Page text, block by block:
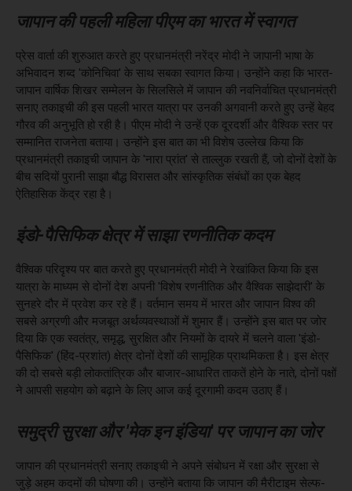
जापान की पहली महिला पीएम का भारत में स्वागत
प्रेस वार्ता की शुरुआत करते हुए प्रधानमंत्री नरेंद्र मोदी ने जापानी भाषा के
अभिवादन शब्द 'कोनिचिवा' के साथ सबका स्वागत किया। उन्होंने कहा कि भारत-
जापान वार्षिक शिखर सम्मेलन के सिलसिले में जापान की नवनिर्वाचित प्रधानमंत्री
सनाए तकाइची की इस पहली भारत यात्रा पर उनकी अगवानी करते हुए उन्हें बेहद
गौरव की अनुभूति हो रही है। पीएम मोदी ने उन्हें एक दूरदर्शी और वैश्विक स्तर पर
सम्मानित राजनेता बताया। उन्होंने इस बात का भी विशेष उल्लेख किया कि
प्रधानमंत्री तकाइची जापान के 'नारा प्रांत' से ताल्लुक रखती हैं, जो दोनों देशों के
बीच सदियों पुरानी साझा बौद्ध विरासत और सांस्कृतिक संबंधों का एक बेहद
ऐतिहासिक केंद्र रहा है।
इंडो-पैसिफिक क्षेत्र में साझा रणनीतिक कदम
वैश्विक परिदृश्य पर बात करते हुए प्रधानमंत्री मोदी ने रेखांकित किया कि इस
यात्रा के माध्यम से दोनों देश अपनी 'विशेष रणनीतिक और वैश्विक साझेदारी' के
सुनहरे दौर में प्रवेश कर रहे हैं। वर्तमान समय में भारत और जापान विश्व की
सबसे अग्रणी और मजबूत अर्थव्यवस्थाओं में शुमार हैं। उन्होंने इस बात पर जोर
दिया कि एक स्वतंत्र, समृद्ध, सुरक्षित और नियमों के दायरे में चलने वाला 'इंडो-
पैसिफिक' (हिंद-प्रशांत) क्षेत्र दोनों देशों की सामूहिक प्राथमिकता है। इस क्षेत्र
की दो सबसे बड़ी लोकतांत्रिक और बाजार-आधारित ताकतें होने के नाते, दोनों पक्षों
ने आपसी सहयोग को बढ़ाने के लिए आज कई दूरगामी कदम उठाए हैं।
समुद्री सुरक्षा और 'मेक इन इंडिया' पर जापान का जोर
जापान की प्रधानमंत्री सनाए तकाइची ने अपने संबोधन में रक्षा और सुरक्षा से
जुड़े अहम कदमों की घोषणा की। उन्होंने बताया कि जापान की मैरीटाइम सेल्फ-